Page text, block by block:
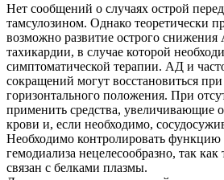
Нет сообщений о случаях острой
тамсулозином. Однако теоретически
возможно развитие острого
тахикардии, в случае которой
симптоматической терапии. АД и
сокращений могут восстановиться
горизонтального положения. При
применить средства, увеличивающие
крови и, если необходимо,
Необходимо контролировать
гемодиализа нецелесообразно, так как
связан с белками плазмы.